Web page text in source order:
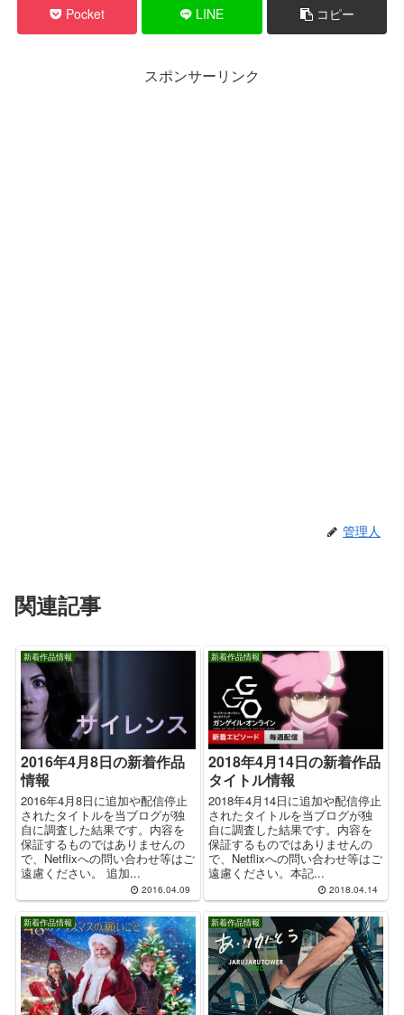
Pocket LINE コピー
スポンサーリンク
管理人
関連記事
新着作品情報
2016年4月8日の新着作品
情報
2016年4月8日に追加や配信停止
されたタイトルを当ブログが独
自に調査した結果です。内容を
保証するものではありませんの
で、Netflixへの問い合わせ等はご
遠慮ください。 追加...
2016.04.09
新着作品情報
2018年4月14日の新着作品
タイトル情報
2018年4月14日に追加や配信停止
されたタイトルを当ブログが独
自に調査した結果です。内容を
保証するものではありませんの
で、Netflixへの問い合わせ等はご
遠慮ください。本記...
2018.04.14
新着作品情報 新着作品情報